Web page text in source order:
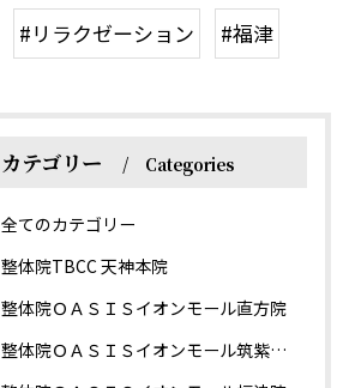
#リラクゼーション #福津
カテゴリー Categories
全てのカテゴリー
整体院TBCC 天神本院
整体院ＯＡＳＩＳイオンモール直方院
整体院ＯＡＳＩＳイオンモール筑紫野院